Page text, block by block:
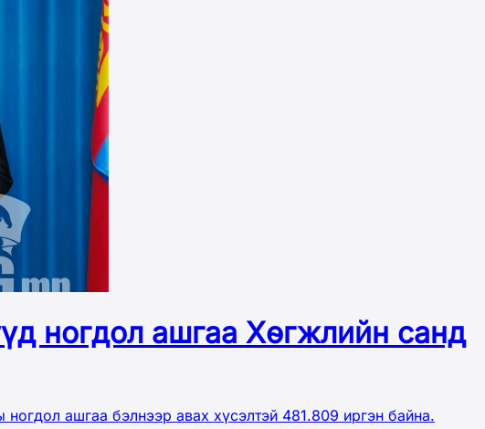
ногдол ашгаа Хөгжлийн санд
ашгаа бэлнээр авах хүсэлтэй 481.809 иргэн байна.